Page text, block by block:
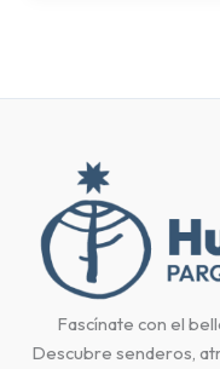
Fascínate con el
Descubre senderos,